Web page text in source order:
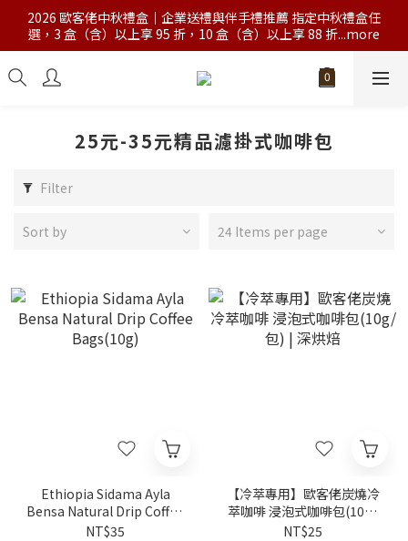
2026 歐客佬中秋禮盒｜企業送禮與伴手禮推薦 指定中秋禮盒任
選，3 盒（含）以上享 95 折，10 盒（含）以上享 88 折...more
25元-35元精品濾掛式咖啡包
Filter
Sort by 24 Items per page
Ethiopia Sidama Ayla
Bensa Natural Drip Coffee
Bags(10g)
NT$35
【冷萃專用】歐客佬炭燒冷
萃咖啡 浸泡式咖啡包(10g/
包) | 深烘焙
NT$25